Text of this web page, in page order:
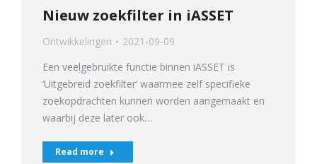
Nieuw zoekfilter in iASSET
Ontwikkelingen
2021-09-09
Een veelgebruikte functie binnen iASSET is
‘Uitgebreid zoekfilter’ waarmee zelf specifieke
zoekopdrachten kunnen worden aangemaakt en
waarbij deze later ook…
Read more